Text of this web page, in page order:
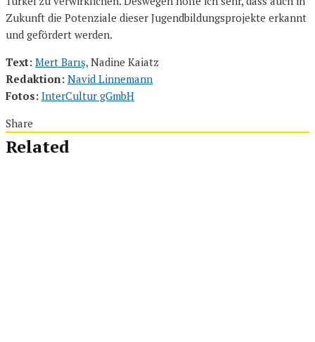
Zukunft die Potenziale dieser Jugendbildungsprojekte erkannt
und gefördert werden.
Text: Mert Barış, Nadine Kaiatz
Redaktion: Navid Linnemann
Fotos: InterCultur gGmbH
Share
Related